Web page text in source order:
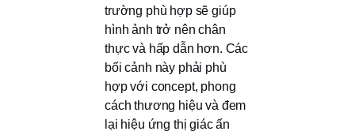
trường phù hợp sẽ giúp
hình ảnh trở nên chân
thực và hấp dẫn hơn. Các
bối cảnh này phải phù
hợp với concept, phong
cách thương hiệu và đem
lại hiệu ứng thị giác ấn